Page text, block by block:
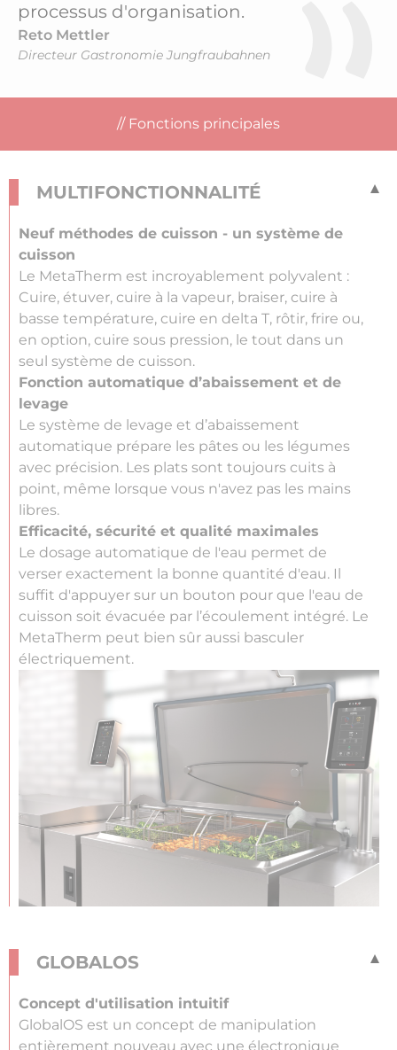
processus d'organisation.
Reto Mettler
Directeur Gastronomie Jungfraubahnen
Fonctions principales
MULTIFONCTIONNALITÉ
Neuf méthodes de cuisson - un système de
cuisson
Le MetaTherm est incroyablement polyvalent :
Cuire, étuver, cuire à la vapeur, braiser, cuire à
basse température, cuire en delta T, rôtir, frire ou,
en option, cuire sous pression, le tout dans un
seul système de cuisson.
Fonction automatique d’abaissement et de
levage
Le système de levage et d’abaissement
automatique prépare les pâtes ou les légumes
avec précision. Les plats sont toujours cuits à
point, même lorsque vous n'avez pas les mains
libres.
Efficacité, sécurité et qualité maximales
Le dosage automatique de l'eau permet de
verser exactement la bonne quantité d'eau. Il
suffit d'appuyer sur un bouton pour que l'eau de
cuisson soit évacuée par l’écoulement intégré. Le
MetaTherm peut bien sûr aussi basculer
électriquement.
GLOBALOS
Concept d'utilisation intuitif
GlobalOS est un concept de manipulation
entièrement nouveau avec une électronique